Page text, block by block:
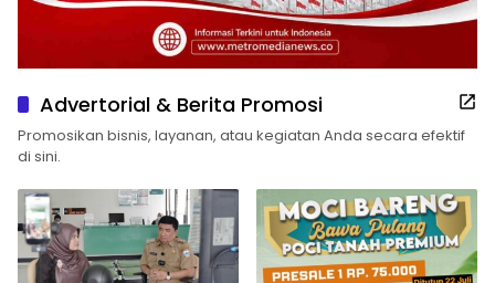
Advertorial & Berita Promosi
Promosikan bisnis, layanan, atau kegiatan Anda secara efektif
di sini.